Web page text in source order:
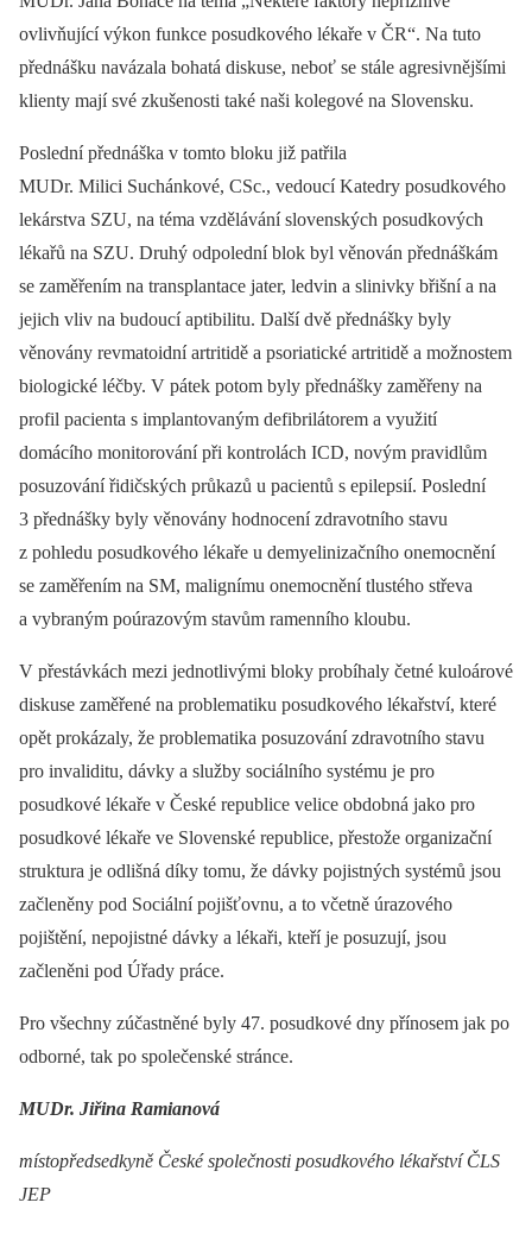
ovlivňující výkon funkce posudkového lékaře v ČR“. Na tuto
přednášku navázala bohatá diskuse, neboť se stále agresivnějšími
klienty mají své zkušenosti také naši kolegové na Slovensku.
Poslední přednáška v tomto bloku již patřila
MUDr. Milici Suchánkové, CSc., vedoucí Katedry posudkového
lekárstva SZU, na téma vzdělávání slovenských posudkových
lékařů na SZU. Druhý odpolední blok byl věnován přednáškám
se zaměřením na transplantace jater, ledvin a slinivky břišní a na
jejich vliv na budoucí aptibilitu. Další dvě přednášky byly
věnovány revmatoidní artritidě a psoriatické artritidě a možnostem
biologické léčby. V pátek potom byly přednášky zaměřeny na
profil pacienta s implantovaným defibrilátorem a využití
domácího monitorování při kontrolách ICD, novým pravidlům
posuzování řidičských průkazů u pacientů s epilepsií. Poslední
3 přednášky byly věnovány hodnocení zdravotního stavu
z pohledu posudkového lékaře u demyelinizačního onemocnění
se zaměřením na SM, malignímu onemocnění tlustého střeva
a vybraným poúrazovým stavům ramenního kloubu.
V přestávkách mezi jednotlivými bloky probíhaly četné kuloárové
diskuse zaměřené na problematiku posudkového lékařství, které
opět prokázaly, že problematika posuzování zdravotního stavu
pro invaliditu, dávky a služby sociálního systému je pro
posudkové lékaře v České republice velice obdobná jako pro
posudkové lékaře ve Slovenské republice, přestože organizační
struktura je odlišná díky tomu, že dávky pojistných systémů jsou
začleněny pod Sociální pojišťovnu, a to včetně úrazového
pojištění, nepojistné dávky a lékaři, kteří je posuzují, jsou
začleněni pod Úřady práce.
Pro všechny zúčastněné byly 47. posudkové dny přínosem jak po
odborné, tak po společenské stránce.
MUDr. Jiřina Ramianová
místopředsedkyně České společnosti posudkového lékařství ČLS
JEP